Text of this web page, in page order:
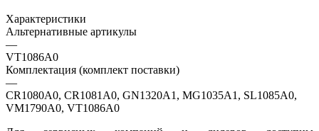
Характеристики
Альтернативные артикулы
—
VT1086A0
Комплектация (комплект поставки)
—
CR1080A0, CR1081A0, GN1320A1, MG1035A1, SL1085A0,
VM1790A0, VT1086A0